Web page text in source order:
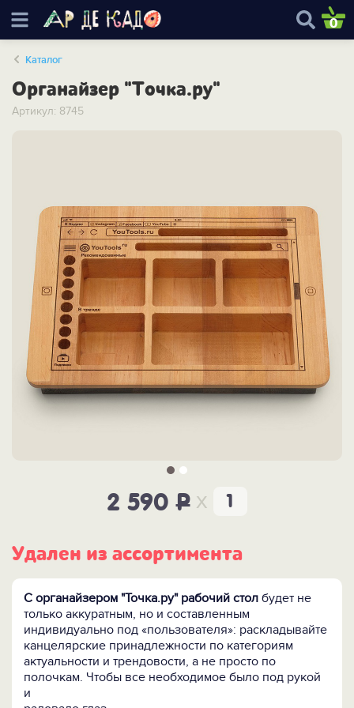
0
Каталог
Органайзер "Точка.ру"
Артикул: 8745
2 590P x
Удален из ассортимента
С органайзером "Точка.ру" рабочий стол будет не
только аккуратным, но и составленным
индивидуально под «пользователя»: раскладывайте
канцелярские принадлежности по категориям
актуальности и трендовости, а не просто по
полочкам. Чтобы все необходимое было под рукой
и